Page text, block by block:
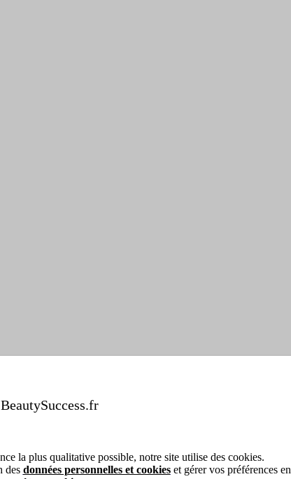
la plus qualitative possible, notre site utilise des cookies.
des données personnelles et cookieset gérer vos préférences en